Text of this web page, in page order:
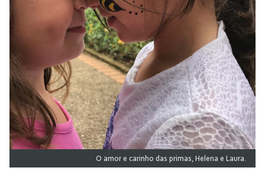
O amor e carinho das primas, Helena e Laura.